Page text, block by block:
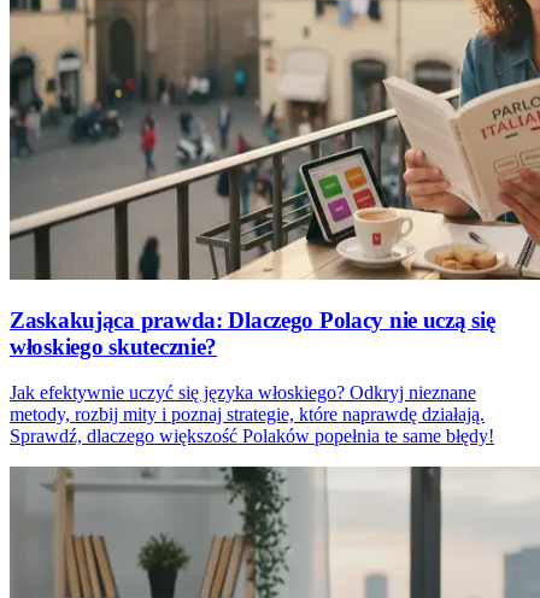
Zaskakująca prawda: Dlaczego Polacy nie uczą się
włoskiego skutecznie?
Jak efektywnie uczyć się języka włoskiego? Odkryj nieznane
metody, rozbij mity i poznaj strategie, które naprawdę działają.
Sprawdź, dlaczego większość Polaków popełnia te same błędy!